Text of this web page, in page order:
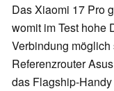
Das Xiaomi 17 Pro
womit im Test hohe
Verbindung
Referenzrouter
das Flagship-